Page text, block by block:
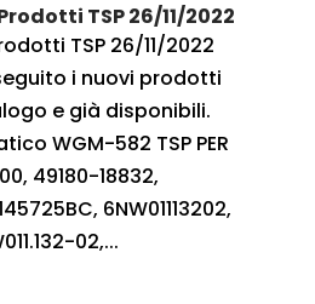
TSP 26/11/2022
TSP 26/11/2022
i nuovi prodotti
e già disponibili.
WGM-582 TSP PER
49180-18832,
6NW01113202,
02,...